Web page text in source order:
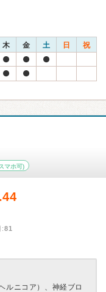
木 金 土 日 祝
マホ可)
:81
ルニコア）、神経ブロ